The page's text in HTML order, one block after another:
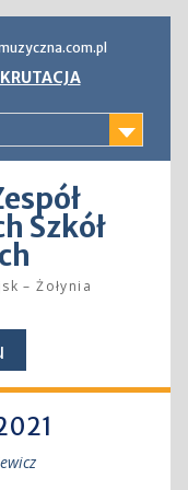
Szkół
– Żołynia